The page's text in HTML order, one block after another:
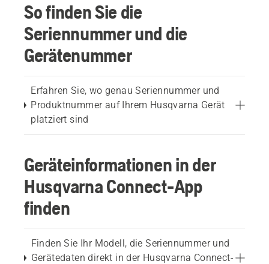
So finden Sie die
Seriennummer und die
Gerätenummer
Erfahren Sie, wo genau Seriennummer und
Produktnummer auf Ihrem Husqvarna Gerät
platziert sind
Geräteinformationen in der
Husqvarna Connect-App
finden
Finden Sie Ihr Modell, die Seriennummer und
Gerätedaten direkt in der Husqvarna Connect-